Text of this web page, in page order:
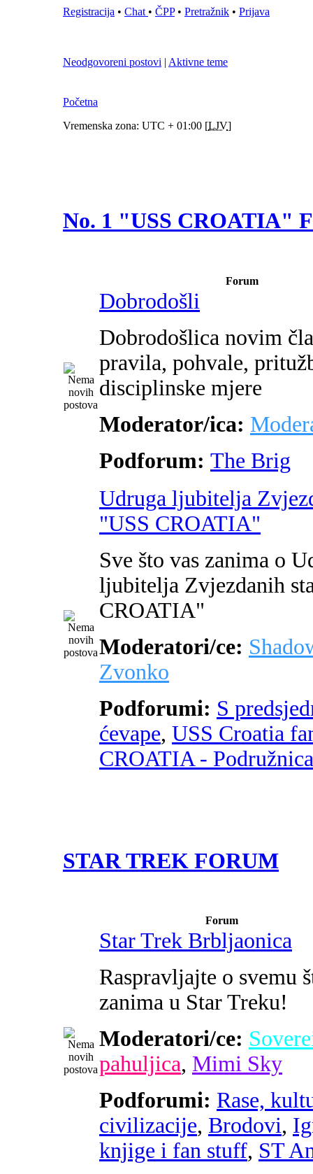
Registracija • Chat • ČPP• Pretražnik • Prijava
Neodgovoreni postovi | Aktivne teme
Početna
Vremenska zona: UTC + 01:00 [LJV]
No. 1 "USS CROATIA"
Forum
Dobrodošli
Dobrodošlica novim
pravila, pohvale,
disciplinske mjere
Moderator/ica:
Podforum: The Brig
Udruga ljubitelja
"USS CROATIA"
Sve što vas zanima o
ljubitelja Zvjezdanih
CROATIA"
Moderatori/ce:
Zvonko
Podforumi: S
ćevape, USS Croatia
CROATIA -
STAR TREK FORUM
Forum
Star Trek Brbljaonica
Raspravljajte o svemu
zanima u Star Treku!
Moderatori/ce:
pahuljica, Mimi Sky
Podforumi: Rase,
civilizacije, Brodovi,
knjige i fan stuff, ST